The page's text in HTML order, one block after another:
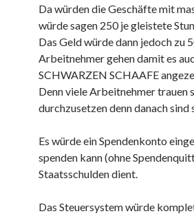
Da würden die Geschäfte mit
würde sagen 250 je gleistete
Das Geld würde dann jedoch zu
Arbeitnehmer gehen damit es
SCHWARZEN SCHAAFE
Denn viele Arbeitnehmer trauen
durchzusetzen denn danach
Es würde ein Spendenkonto
spenden kann (ohne
Staatsschulden dient.
Das Steuersystem würde